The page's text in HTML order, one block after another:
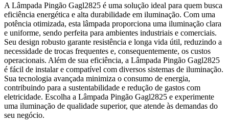
A Lâmpada Pingão Gagl2825 é uma solução ideal para quem busca
eficiência energética e alta durabilidade em iluminação. Com uma
potência otimizada, esta lâmpada proporciona uma iluminação clara
e uniforme, sendo perfeita para ambientes industriais e comerciais.
Seu design robusto garante resistência e longa vida útil, reduzindo a
necessidade de trocas frequentes e, consequentemente, os custos
operacionais. Além de sua eficiência, a Lâmpada Pingão Gagl2825
é fácil de instalar e compatível com diversos sistemas de iluminação.
Sua tecnologia avançada minimiza o consumo de energia,
contribuindo para a sustentabilidade e redução de gastos com
eletricidade. Escolha a Lâmpada Pingão Gagl2825 e experimente
uma iluminação de qualidade superior, que atende às demandas do
seu negócio.